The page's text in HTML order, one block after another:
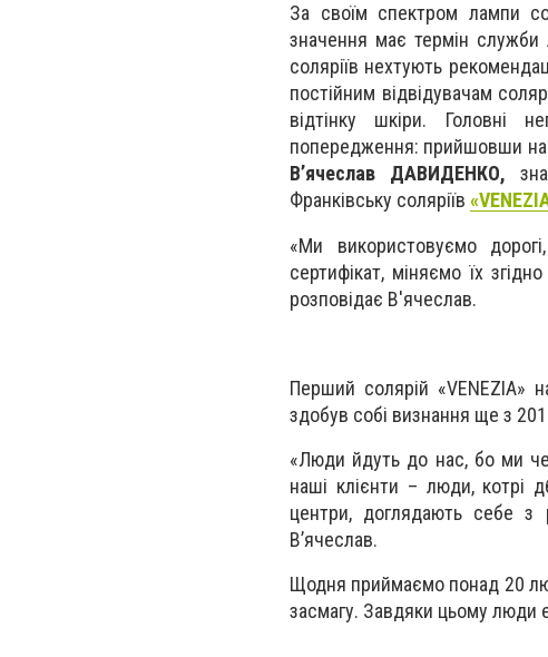
За своїм спектром лампи
значення має термін служби
соляріїв нехтують
постійним відвідувачам
відтінку шкіри. Головні
попередження: прийшовши
В’ячеслав ДАВИДЕНКО,
Франківську соляріїв
«Ми використовуємо
сертифікат, міняємо їх
розповідає В'ячеслав.
Перший солярій «VENEZIA»
здобув собі визнання ще з
«Люди йдуть до нас, бо ми
наші клієнти – люди, котрі
центри, доглядають себе з
В’ячеслав.
Щодня приймаємо понад 20
засмагу. Завдяки цьому люди